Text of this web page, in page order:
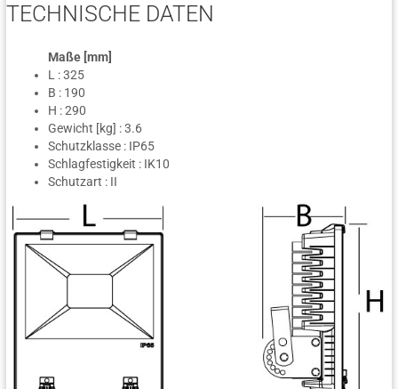
TECHNISCHE DATEN
Maße [mm]
L : 325
B : 190
H : 290
Gewicht [kg] : 3.6
Schutzklasse : IP65
Schlagfestigkeit : IK10
Schutzart : II